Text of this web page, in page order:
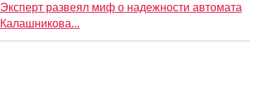
Эксперт развеял миф о надежности автомата
Калашникова...